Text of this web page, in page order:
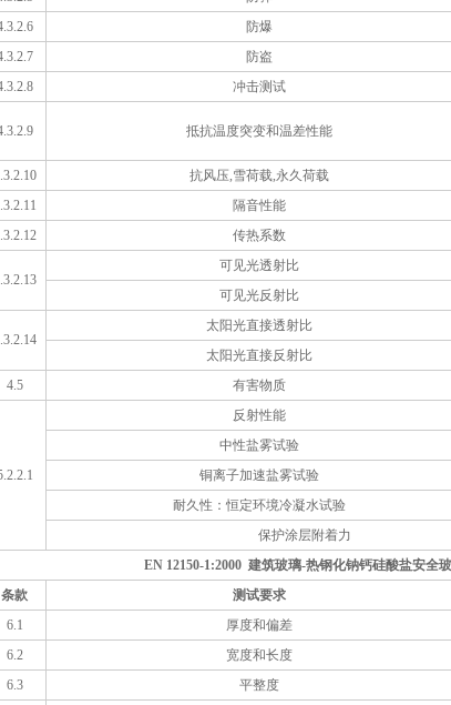
防爆
防盗
冲击测试
抵抗温度突变和温差性能
抗风压,雪荷载,永久荷载
隔音性能
传热系数
可见光透射比
可见光反射比
太阳光直接透射比
太阳光直接反射比
4.5
有害物质
反射性能
中性盐雾试验
铜离子加速盐雾试验
耐久性：恒定环境冷凝水试验
保护涂层附着力
EN 12150-1:2000 建筑玻璃-热钢化钠钙硅酸盐安全
条款
测试要求
6.1
厚度和偏差
6.2
宽度和长度
6.3
平整度